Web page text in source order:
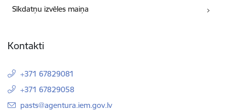
Sīkdatņu izvēles maiņa
Kontakti
+371 67829081
+371 67829058
E-pasts:
pasts@agentura.iem.gov.lv